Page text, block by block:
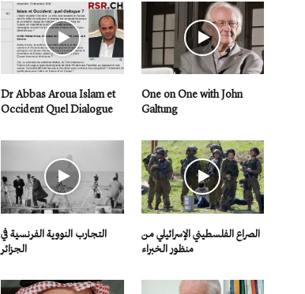
Dr Abbas Aroua Islam et
Occident Quel Dialogue
One on One with John
Galtung
التجارب النووية الفرنسية في
الجزائر
الصراع الفلسطيني الإسرائيلي من
منظور الخبراء